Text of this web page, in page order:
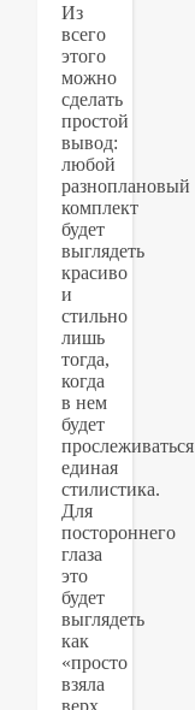
Из
всего
этого
можно
сделать
простой
вывод:
любой
разноплановый
комплект
будет
выглядеть
красиво
и
стильно
лишь
тогда,
когда
в нем
будет
прослеживаться
единая
стилистика.
Для
постороннего
глаза
это
будет
выглядеть
как
«просто
взяла
верх